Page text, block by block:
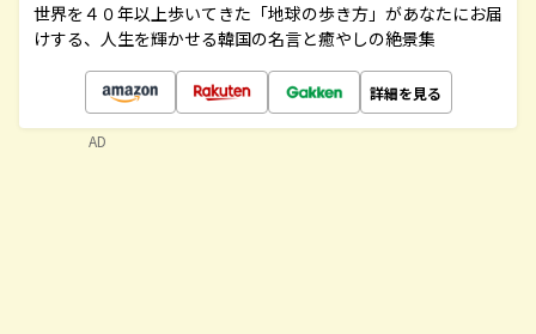
世界を４０年以上歩いてきた「地球の歩き方」があなたにお届
けする、人生を輝かせる韓国の名言と癒やしの絶景集
詳細を見る
AD